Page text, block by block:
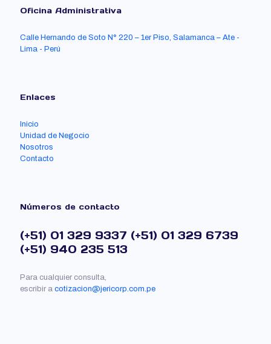
Oficina Administrativa
Calle Hernando de Soto N° 220 – 1er Piso, Salamanca – Ate -
Lima - Perú
Enlaces
Inicio
Unidad de Negocio
Nosotros
Contacto
Números de contacto
(+51) 01 329 9337 (+51) 01 329 6739
(+51) 940 235 513
Para cualquier consulta,
escribir a cotizacion@jericorp.com.pe